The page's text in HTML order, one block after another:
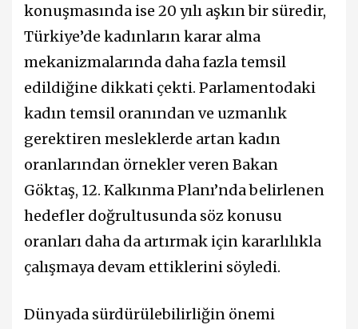
konuşmasında ise 20 yılı aşkın bir süredir,
Türkiye’de kadınların karar alma
mekanizmalarında daha fazla temsil
edildiğine dikkati çekti. Parlamentodaki
kadın temsil oranından ve uzmanlık
gerektiren mesleklerde artan kadın
oranlarından örnekler veren Bakan
Göktaş, 12. Kalkınma Planı’nda belirlenen
hedefler doğrultusunda söz konusu
oranları daha da artırmak için kararlılıkla
çalışmaya devam ettiklerini söyledi.
Dünyada sürdürülebilirliğin önemi